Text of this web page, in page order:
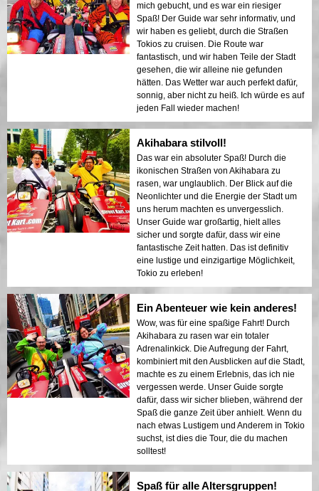
mich gebucht, und es war ein riesiger
Spaß! Der Guide war sehr informativ, und
wir haben es geliebt, durch die Straßen
Tokios zu cruisen. Die Route war
fantastisch, und wir haben Teile der Stadt
gesehen, die wir alleine nie gefunden
hätten. Das Wetter war auch perfekt dafür,
sonnig, aber nicht zu heiß. Ich würde es auf
jeden Fall wieder machen!
Akihabara stilvoll!
Das war ein absoluter Spaß! Durch die
ikonischen Straßen von Akihabara zu
rasen, war unglaublich. Der Blick auf die
Neonlichter und die Energie der Stadt um
uns herum machten es unvergesslich.
Unser Guide war großartig, hielt alles
sicher und sorgte dafür, dass wir eine
fantastische Zeit hatten. Das ist definitiv
eine lustige und einzigartige Möglichkeit,
Tokio zu erleben!
Ein Abenteuer wie kein anderes!
Wow, was für eine spaßige Fahrt! Durch
Akihabara zu rasen war ein totaler
Adrenalinkick. Die Aufregung der Fahrt,
kombiniert mit den Ausblicken auf die Stadt,
machte es zu einem Erlebnis, das ich nie
vergessen werde. Unser Guide sorgte
dafür, dass wir sicher blieben, während der
Spaß die ganze Zeit über anhielt. Wenn du
nach etwas Lustigem und Anderem in Tokio
suchst, ist dies die Tour, die du machen
solltest!
Spaß für alle Altersgruppen!